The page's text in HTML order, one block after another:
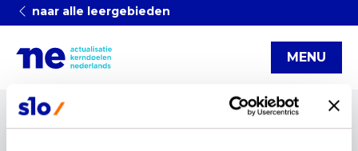
naar alle leergebieden
MENU